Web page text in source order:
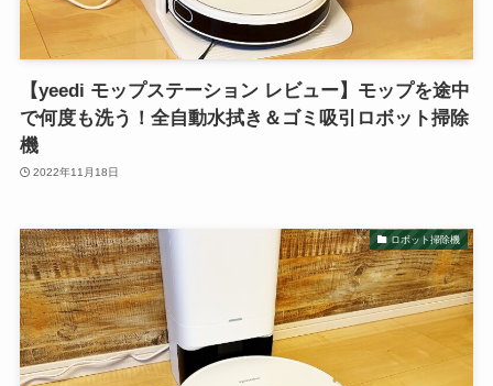
【yeedi モップステーション レビュー】モップを途中
で何度も洗う！全自動水拭き＆ゴミ吸引ロボット掃除
機
2022年11月18日
ロボット掃除機